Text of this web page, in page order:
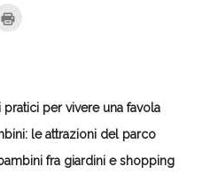
una
nuovaper vivere una favola
le attrazioni del parco
fra giardini e shopping